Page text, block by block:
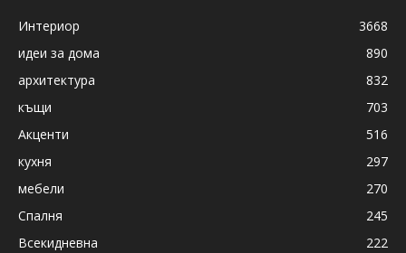
Интериор
3668
идеи за дома
890
архитектура
832
къщи
703
Акценти
516
кухня
297
мебели
270
Спалня
245
Всекидневна
222